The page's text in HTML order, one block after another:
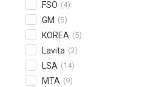
FSO (4)
GM (5)
KOREA (5)
Lavita (3)
LSA (14)
MTA (9)